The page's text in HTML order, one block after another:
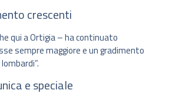
crescenti
qui a Ortigia – ha continuato
sempre maggiore e un gradimento
e speciale